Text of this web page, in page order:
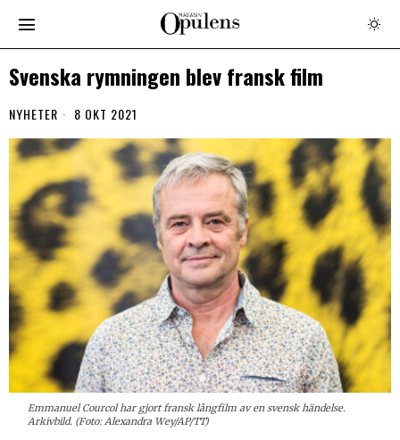
Svenska rymningen blev fransk film
NYHETER 8 OKT 2021
Emmanuel Courcol har gjort fransk långfilm av en svensk händelse.
Arkivbild. (Foto: Alexandra Wey/AP/TT)